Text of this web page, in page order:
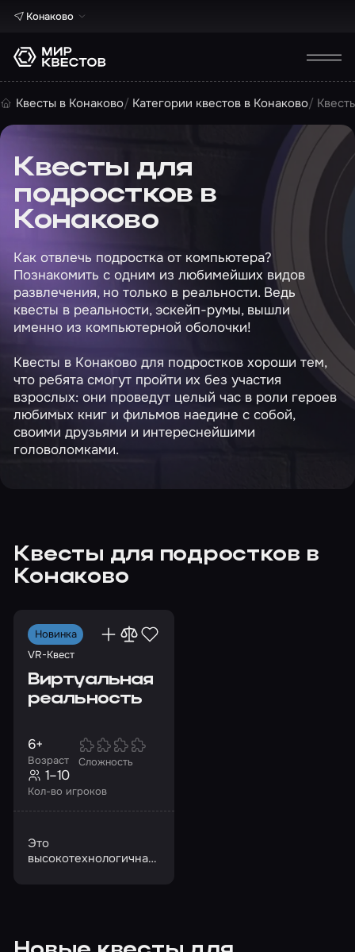
Конаково
Квесты в Конаково Категории квестов в Конаково
Квесты для
подростков в
Конаково
Как отвлечь подростка от компьютера?
Познакомить с одним из любимейших видов
развлечения, но только в реальности. Ведь
квесты в реальности, эскейп-румы, вышли
именно из компьютерной оболочки!
Квесты в Конаково для подростков хороши тем,
что ребята смогут пройти их без участия
взрослых: они проведут целый час в роли героев
любимых книг и фильмов наедине с собой,
своими друзьями и интереснейшими
головоломками.
Квесты для подростков в
Конаково
Новинка
VR-Квест
Виртуальная
реальность
Возраст
6+
Сложность
Кол-во игроков
1–10
Это
высокотехнологичная